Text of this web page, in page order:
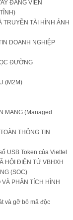
ĐẢNG VIÊN
TRUYỀN TÀI HÌNH ẢNH
DOANH NGHIỆP
ĐƯỜNG
(M2M)
MẠNG (Managed
THÔNG TIN
USB Token của Viettel
HỘI ĐIỆN TỬ VBHXH
(SOC)
PHÂN TÍCH HÌNH
và gỡ bỏ mã độc